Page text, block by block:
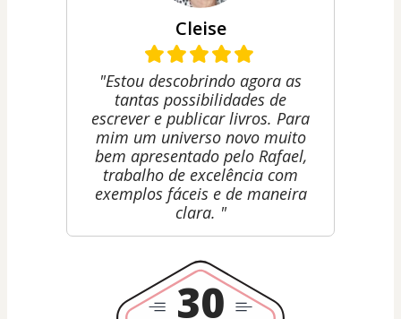
Cleise
"Estou descobrindo agora as
tantas possibilidades de
escrever e publicar livros. Para
mim um universo novo muito
bem apresentado pelo Rafael,
trabalho de excelência com
exemplos fáceis e de maneira
clara. "
30